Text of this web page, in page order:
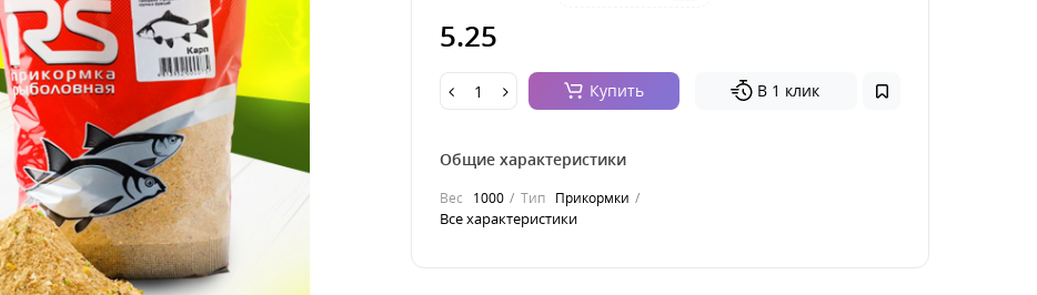
5.25
Купить В 1 клик
Общие характеристики
Вес 1000 Тип Прикормки
Все характеристики